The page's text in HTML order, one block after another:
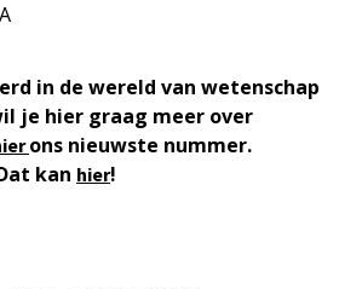
in de wereld van wetenschap
je hier graag meer over
ons nieuwste nummer.
kan hier!